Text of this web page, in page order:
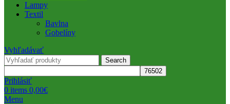
Lampy
Textil
Bavlna
Gobelíny
Vyhľadávať
Search
Prihlásiť
0 items 0,00€
Menu